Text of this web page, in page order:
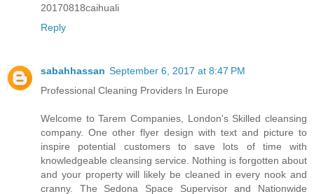
20170818caihuali
Reply
sabahhassan September 6, 2017 at 8:47 PM
Professional Cleaning Providers In Europe
Welcome to Tarem Companies, London's Skilled cleansing
company. One other flyer design with text and picture to
inspire potential customers to save lots of time with
knowledgeable cleansing service. Nothing is forgotten about
and your property will likely be cleaned in every nook and
cranny. The Sedona Space Supervisor and Nationwide